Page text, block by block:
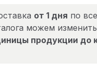
от 1 дня по
можем
продукции до